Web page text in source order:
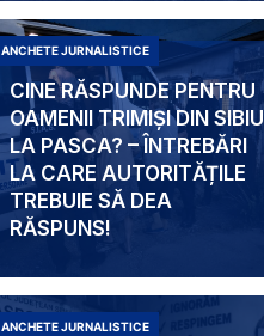
CINE RĂSPUNDE PENTRU
OAMENII TRIMIȘI DIN SIBIU
LA PASCA? – ÎNTREBĂRI
LA CARE AUTORITĂȚILE
TREBUIE SĂ DEA
RĂSPUNS!
ANCHETE JURNALISTICE
ANCHETE JURNALISTICE